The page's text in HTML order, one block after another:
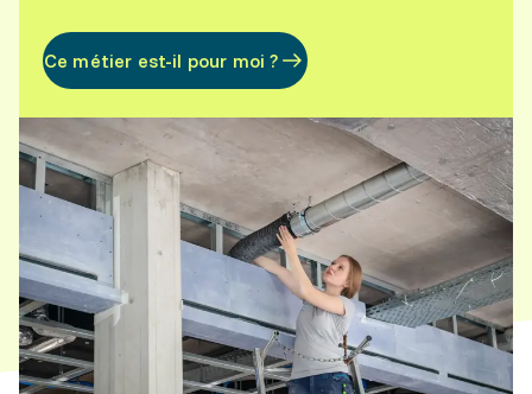
Ce métier est-il pour moi ?